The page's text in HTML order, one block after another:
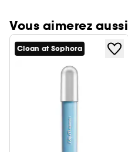
Vous aimerez aussi
Clean at Sephora